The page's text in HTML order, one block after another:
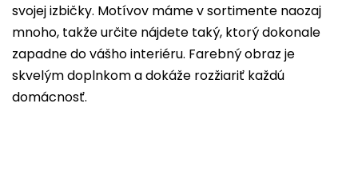
svojej izbičky. Motívov máme v sortimente naozaj
mnoho, takže určite nájdete taký, ktorý dokonale
zapadne do vášho interiéru. Farebný obraz je
skvelým doplnkom a dokáže rozžiariť každú
domácnosť.